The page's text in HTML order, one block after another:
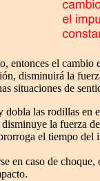
entonces el cambio
disminuirá la
situaciones de
dobla las rodillas en
la fuerza
el tiempo del
en caso de